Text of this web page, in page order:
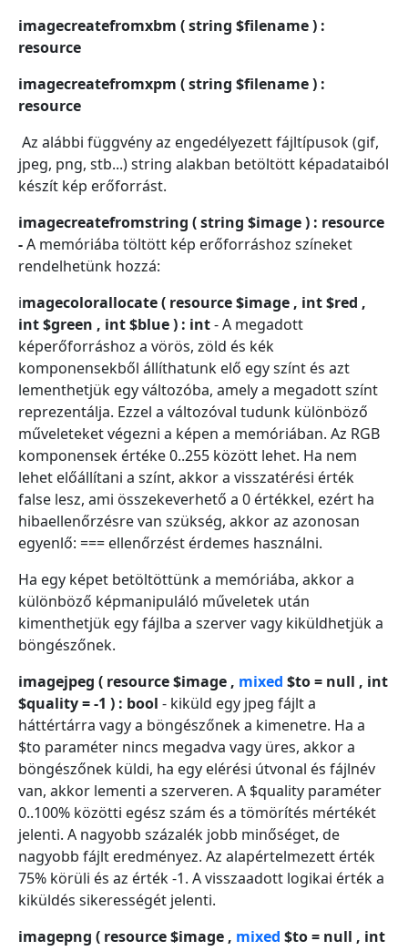
imagecreatefromxbm ( string $filename ) :
resource
imagecreatefromxpm ( string $filename ) :
resource
Az alábbi függvény az engedélyezett fájltípusok (gif,
jpeg, png, stb...) string alakban betöltött képadataiból
készít kép erőforrást.
imagecreatefromstring ( string $image ) : resource
-A memóriába töltött kép erőforráshoz színeket
rendelhetünk hozzá:
imagecolorallocate ( resource $image , int $red ,
int $green , int $blue ) : int- A megadott
képerőforráshoz a vörös, zöld és kék
komponensekből állíthatunk elő egy színt és azt
lementhetjük egy változóba, amely a megadott színt
reprezentálja. Ezzel a változóval tudunk különböző
műveleteket végezni a képen a memóriában. Az RGB
komponensek értéke 0..255 között lehet. Ha nem
lehet előállítani a színt, akkor a visszatérési érték
false lesz, ami összekeverhető a 0 értékkel, ezért ha
hibaellenőrzésre van szükség, akkor az azonosan
egyenlő: === ellenőrzést érdemes használni.
Ha egy képet betöltöttünk a memóriába, akkor a
különböző képmanipuláló műveletek után
kimenthetjük egy fájlba a szerver vagy kiküldhetjük a
böngészőnek.
imagejpeg ( resource $image , mixed $to = null , int
$quality = -1 ) : bool - kiküld egy jpeg fájlt a
háttértárra vagy a böngészőnek a kimenetre. Ha a
$to paraméter nincs megadva vagy üres, akkor a
böngészőnek küldi, ha egy elérési útvonal és fájlnév
van, akkor lementi a szerveren. A $quality paraméter
0..100% közötti egész szám és a tömörítés mértékét
jelenti. A nagyobb százalék jobb minőséget, de
nagyobb fájlt eredményez. Az alapértelmezett érték
75% körüli és az érték -1. A visszaadott logikai érték a
kiküldés sikerességét jelenti.
imagepng ( resource $image , mixed $to = null , int